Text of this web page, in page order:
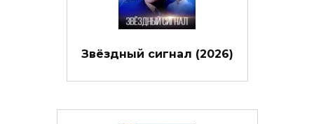
Звёздный сигнал (2026)